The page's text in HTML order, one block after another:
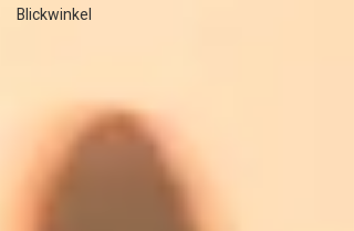
Blickwinkel